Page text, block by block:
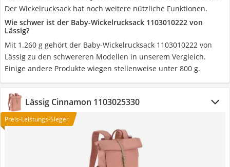
Der Wickelrucksack hat noch weitere nützliche Funktionen.
Wie schwer ist der Baby-Wickelrucksack 1103010222 von
Lässig?
Mit 1.260 g gehört der Baby-Wickelrucksack 1103010222 von
Lässig zu den schwereren Modellen in unserem Vergleich.
Einige andere Produkte wiegen stellenweise unter 800 g.
Lässig Cinnamon 1103025330
Preis-Leistungs-Sieger